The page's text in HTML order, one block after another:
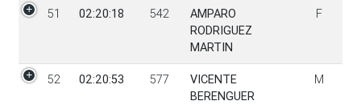
51 02:20:18 542
AMPARO
RODRIGUEZ
MARTIN
F
52 02:20:53 577
VICENTE
BERENGUER
M